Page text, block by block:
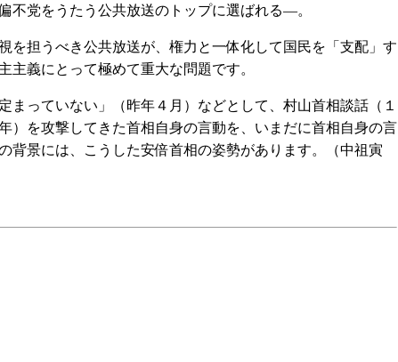
不党をうたう公共放送のトップに選ばれる―。
担うべき公共放送が、権力と一体化して国民を「支配」す
主義にとって極めて重大な問題です。
っていない」（昨年４月）などとして、村山首相談話（１
）を攻撃してきた首相自身の言動を、いまだに首相自身の言
背景には、こうした安倍首相の姿勢があります。（中祖寅